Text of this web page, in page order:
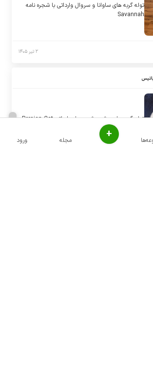
توله گربه های ساوانا و سروال وارداتی با شجره نامه
Savannah
۲ تیر ۱۴۰۵
توله گربه های پرشین شجره دار وارداتی Persian Cat
ورود مجله +